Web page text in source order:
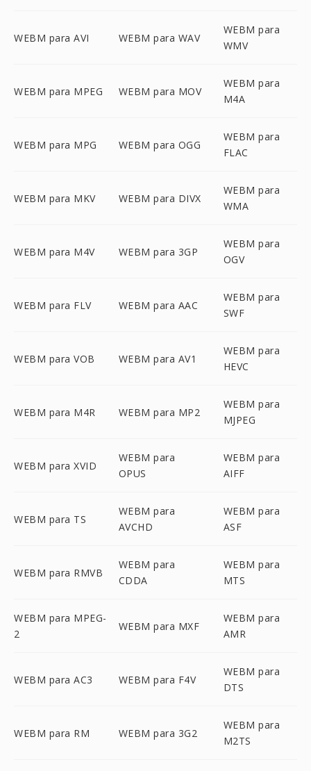
WEBM para AVI WEBM para WAV
WEBM para
WMV
WEBM para MPEG WEBM para MOV
WEBM para
M4A
WEBM para MPG WEBM para OGG
WEBM para
FLAC
WEBM para MKV WEBM para DIVX
WEBM para
WMA
WEBM para M4V WEBM para 3GP
WEBM para
OGV
WEBM para FLV WEBM para AAC
WEBM para
SWF
WEBM para VOB WEBM para AV1
WEBM para
HEVC
WEBM para M4R WEBM para MP2
WEBM para
MJPEG
WEBM para XVID
WEBM para
OPUS
WEBM para
AIFF
WEBM para TS
WEBM para
AVCHD
WEBM para
ASF
WEBM para RMVB
WEBM para
CDDA
WEBM para
MTS
WEBM para MPEG-
2
WEBM para MXF
WEBM para
AMR
WEBM para AC3 WEBM para F4V
WEBM para
DTS
WEBM para RM WEBM para 3G2
WEBM para
M2TS